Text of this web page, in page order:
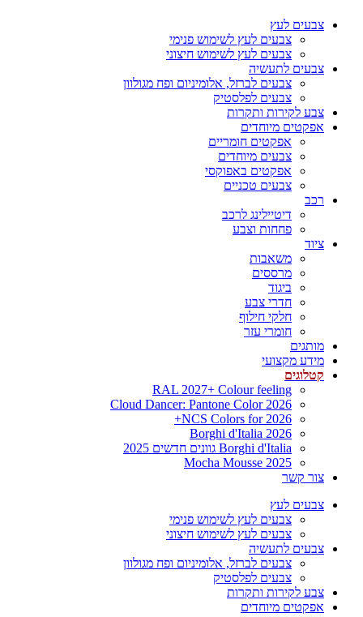
צבעים לעץ
צבעים לעץ לשימוש פנימי
צבעים לעץ לשימוש חיצוני
צבעים לתעשיה
צבעים לברזל, אלומיניום ופח מגולוון
צבעים לפלסטיק
צבע לקירות ותקרות
אפקטים מיוחדים
אפקטים חומריים
צבעים מיוחדים
אפקטים באפוקסי
צבעים טכניים
רכב
דיטיילינג לרכב
פחחות וצבע
ציוד
משאבות
מרססים
ביגוד
חדרי צבע
חלקי חילוף
חומרי עזר
מותגים
מידע מקצועי
קטלוגים
RAL 2027+ Colour feeling
Cloud Dancer: Pantone Color 2026
NCS Colors for 2026+
Borghi d'Italia 2026
Borghi d'Italia גוונים חדשים 2025
Mocha Mousse 2025
צור קשר
צבעים לעץ
צבעים לעץ לשימוש פנימי
צבעים לעץ לשימוש חיצוני
צבעים לתעשיה
צבעים לברזל, אלומיניום ופח מגולוון
צבעים לפלסטיק
צבע לקירות ותקרות
אפקטים מיוחדים